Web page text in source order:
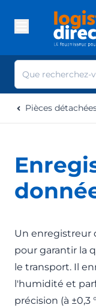
Pièces
Un enregistreur
pour garantir la
le transport. Il
l'humidité et
précision (à ±0,3